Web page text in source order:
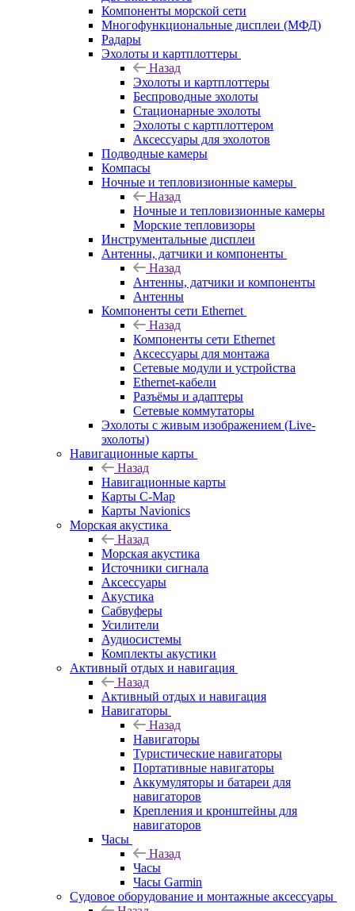
Компоненты морской сети
Многофункциональные дисплеи (МФД)
Радары
Эхолоты и картплоттеры
Назад
Эхолоты и картплоттеры
Беспроводные эхолоты
Стационарные эхолоты
Эхолоты с картплоттером
Аксессуары для эхолотов
Подводные камеры
Компасы
Ночные и тепловизионные камеры
Назад
Ночные и тепловизионные камеры
Морские тепловизоры
Инструментальные дисплеи
Антенны, датчики и компоненты
Назад
Антенны, датчики и компоненты
Антенны
Компоненты сети Ethernet
Назад
Компоненты сети Ethernet
Аксессуары для монтажа
Сетевые модули и устройства
Ethernet-кабели
Разъёмы и адаптеры
Сетевые коммутаторы
Эхолоты с живым изображением (Live-
эхолоты)
Навигационные карты
Назад
Навигационные карты
Карты C-Map
Карты Navionics
Морская акустика
Назад
Морская акустика
Источники сигнала
Аксессуары
Акустика
Сабвуферы
Усилители
Аудиосистемы
Комплекты акустики
Активный отдых и навигация
Назад
Активный отдых и навигация
Навигаторы
Назад
Навигаторы
Туристические навигаторы
Портативные навигаторы
Аккумуляторы и батареи для
навигаторов
Крепления и кронштейны для
навигаторов
Часы
Назад
Часы
Часы Garmin
Судовое оборудование и монтажные аксессуары